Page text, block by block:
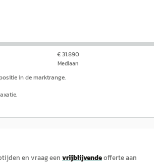
€ 31.890
Mediaan
in de marktrange.
en vraag een vrijblijvendeofferte aan